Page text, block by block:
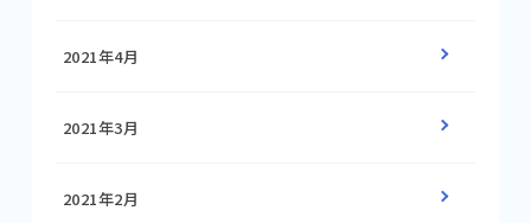
2021年4月
2021年3月
2021年2月